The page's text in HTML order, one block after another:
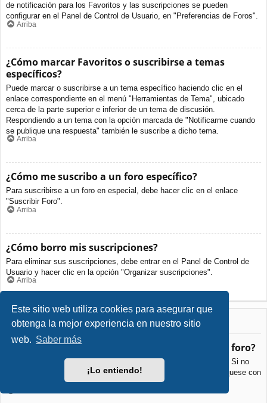
Este sitio web utiliza cookies para asegurar que
obtenga la mejor experiencia en nuestro sitio
web. Saber más
¡Lo entiendo!
de notificación para los Favoritos y las suscripciones se pueden
configurar en el Panel de Control de Usuario, en "Preferencias de Foros".
Arriba
¿Cómo marcar Favoritos o suscribirse a temas
específicos?
Puede marcar o suscribirse a un tema específico haciendo clic en el
enlace correspondiente en el menú "Herramientas de Tema", ubicado
cerca de la parte superior e inferior de un tema de discusión.
Respondiendo a un tema con la opción marcada de "Notificarme cuando
se publique una respuesta" también le suscribe a dicho tema.
Arriba
¿Cómo me suscribo a un foro específico?
Para suscribirse a un foro en especial, debe hacer clic en el enlace
"Suscribir Foro".
Arriba
¿Cómo borro mis suscripciones?
Para eliminar sus suscripciones, debe entrar en el Panel de Control de
Usuario y hacer clic en la opción "Organizar suscripciones".
Arriba
Archivos Adjuntos
¿Qué archivos adjuntos son permitidos en este foro?
Cada foro puede permitir o no ciertos tipos de archivos adjuntos. Si no
está seguro de que tipos de archivos se pueden cargar, comuníquese con
La Administración para obtener más información.